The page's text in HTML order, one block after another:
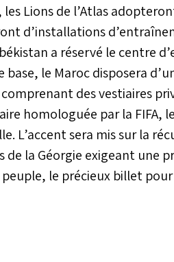
Lions de l’Atlas
d’installations
a réservé le centre
base, le Maroc disposera
des vestiaires
homologuée par la FIFA,
L’accent sera mis sur la
de la Géorgie exigeant une
le précieux billet